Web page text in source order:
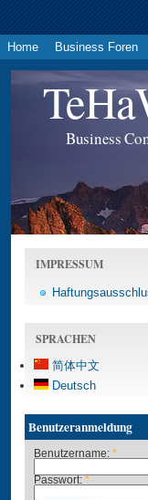
Home Business Foren
Business
IMPRESSUM
SPRACHEN
简体中文
Deutsch
Benutzeranmeldung
Benutzername: *
Passwort: *